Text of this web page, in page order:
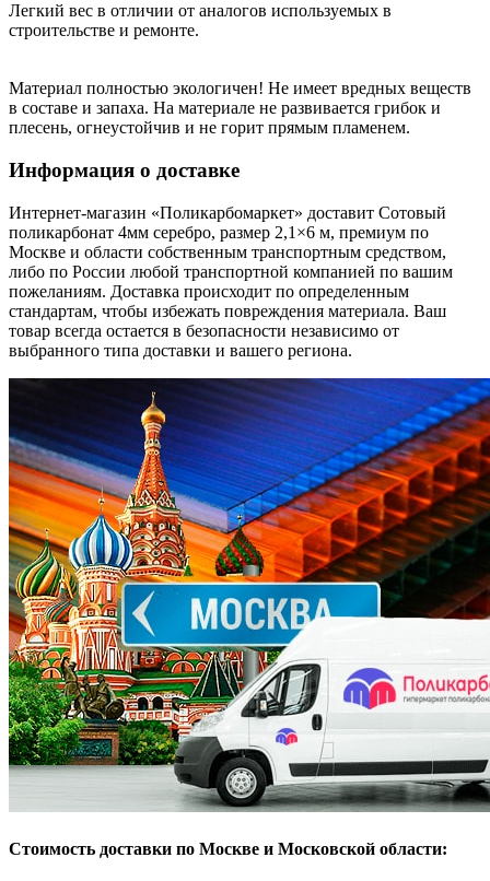
Легкий вес в отличии от аналогов используемых в
строительстве и ремонте.
Материал полностью экологичен! Не имеет вредных веществ
в составе и запаха. На материале не развивается грибок и
плесень, огнеустойчив и не горит прямым пламенем.
Информация о доставке
Интернет-магазин «Поликарбомаркет» доставит Сотовый
поликарбонат 4мм серебро, размер 2,1×6 м, премиум по
Москве и области собственным транспортным средством,
либо по России любой транспортной компанией по вашим
пожеланиям. Доставка происходит по определенным
стандартам, чтобы избежать повреждения материала. Ваш
товар всегда остается в безопасности независимо от
выбранного типа доставки и вашего региона.
Стоимость доставки по Москве и Московской области: